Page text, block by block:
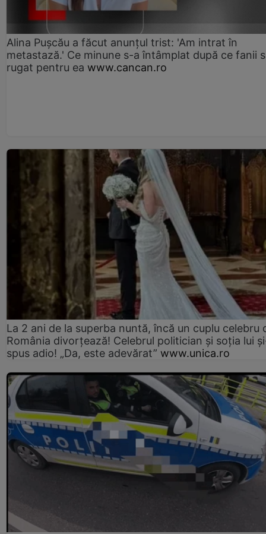
Alina Pușcău a făcut anunțul trist: 'Am intrat în
metastază.' Ce minune s-a întâmplat după ce fanii
rugat pentru ea www.cancan.ro
La 2 ani de la superba nuntă, încă un cuplu celebru
România divorțează! Celebrul politician și soția lui
spus adio! „Da, este adevărat” www.unica.ro